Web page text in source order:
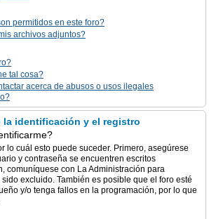
permitidos en este foro?
archivos adjuntos?
tal cosa?
acerca de abusos o usos ilegales
la identificación y el registro
lo cuál esto puede suceder. Primero, asegúrese
y contraseña se encuentren escritos
comuníquese con La Administración para
excluido. También es posible que el foro esté
y/o tenga fallos en la programación, por lo que